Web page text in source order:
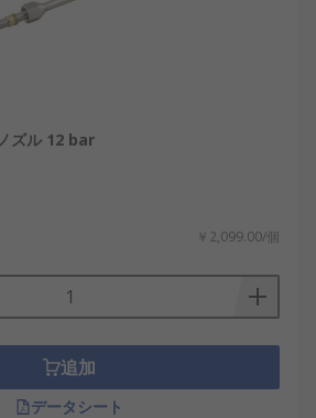
ズル 12 bar
￥2,099.00/個
追加
データシート